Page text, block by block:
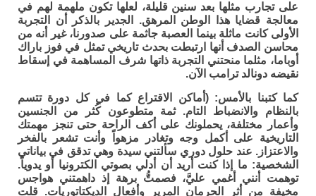
على تجارب مثلها بعد سنين قليلة، لعلها تكون ملهمة لهم في
معالجة قضايا هذا الوطن المرهق. الجدير بالذكر أن التجربة
الأولى كانت ماثلة بينما العصبة جاثمة على صدورنا، غير أنه من
محاسن الصدف أنها ارتبطت بحدث تاريخي تمثل في فوز باراك
أوباما، مثلما منحتني التجربة ذاتها شرف المساهمة في إسقاط
نقيضه دونالد ترامب الآن.
كما كتبنا بالأمس: (أماكن الاقتراع كما في كل دورة تتسم
بالنظام والانضباط التام. ثمة متطوعون كُثر من الجنسين
وأعمار مختلفة، يحملونك على أكف الراحة حتى تنجز مهمتك
التاريخية على أكمل وجه وتغادر مزهواً وأنت تشعر بالفخر
والاعتزاز. عند حلول دوري سألتني سيدة وهي تدقق في بياناتي
الشخصية: ما إذا كنت أريد أن أدلي بصوتي الكترونيا أو يدوياً.
توهمت أنني أغمي عليَّ، فصمتُّ برهة إذ داهمتني هواجس
مخيفة من أثر الحرمان المرير وأفعال الديكتاتوريات. قلت